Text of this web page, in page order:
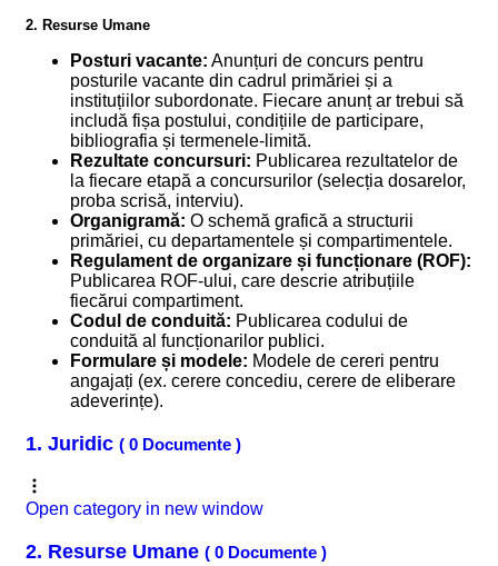
2. Resurse Umane
Posturi vacante: Anunțuri de concurs pentru
posturile vacante din cadrul primăriei și a
instituțiilor subordonate. Fiecare anunț ar trebui să
includă fișa postului, condițiile de participare,
bibliografia și termenele-limită.
Rezultate concursuri: Publicarea rezultatelor de
la fiecare etapă a concursurilor (selecția dosarelor,
proba scrisă, interviu).
Organigramă: O schemă grafică a structurii
primăriei, cu departamentele și compartimentele.
Regulament de organizare și funcționare (ROF):
Publicarea ROF-ului, care descrie atribuțiile
fiecărui compartiment.
Codul de conduită: Publicarea codului de
conduită al funcționarilor publici.
Formulare și modele: Modele de cereri pentru
angajați (ex. cerere concediu, cerere de eliberare
adeverințe).
1. Juridic ( 0 Documente )
Open category in new window
2. Resurse Umane ( 0 Documente )